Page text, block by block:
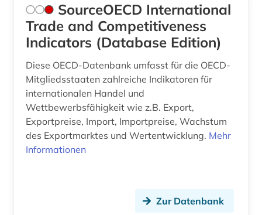
SourceOECD International
Trade and Competitiveness
Indicators (Database Edition)
Diese OECD-Datenbank umfasst für die OECD-
Mitgliedsstaaten zahlreiche Indikatoren für
internationalen Handel und
Wettbewerbsfähigkeit wie z.B. Export,
Exportpreise, Import, Importpreise, Wachstum
des Exportmarktes und Wertentwicklung. Mehr
Informationen
Zur Datenbank